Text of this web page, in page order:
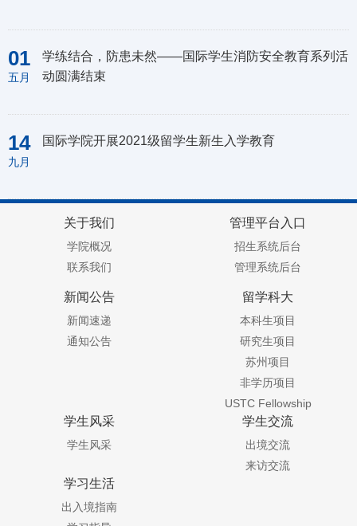
01
五月
学练结合，防患未然——国际学生消防安全教育系列活
动圆满结束
14
九月
国际学院开展2021级留学生新生入学教育
关于我们
学院概况
联系我们
管理平台入口
招生系统后台
管理系统后台
新闻公告
新闻速递
通知公告
留学科大
本科生项目
研究生项目
苏州项目
非学历项目
USTC Fellowship
学生风采
学生风采
学生交流
出境交流
来访交流
学习生活
出入境指南